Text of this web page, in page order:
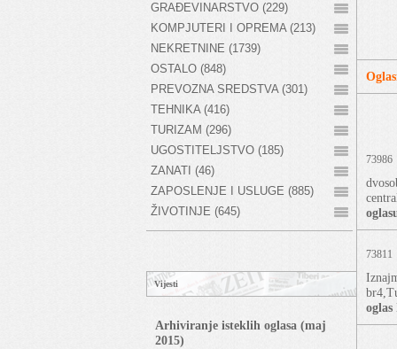
GRAĐEVINARSTVO (229)
KOMPJUTERI I OPREMA (213)
NEKRETNINE (1739)
OSTALO (848)
PREVOZNA SREDSTVA (301)
TEHNIKA (416)
TURIZAM (296)
UGOSTITELJSTVO (185)
ZANATI (46)
ZAPOSLENJE I USLUGE (885)
ŽIVOTINJE (645)
Vijesti
Arhiviranje isteklih oglasa (maj
2015)
73986
73811
oglas